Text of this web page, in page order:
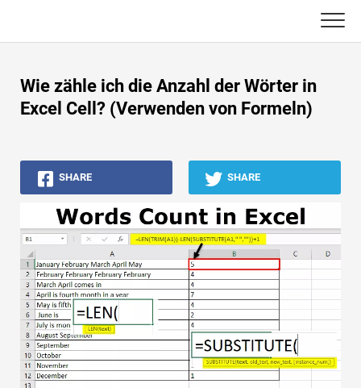
content
Buchhaltungs-Tutorials
Excel, VBA & Power BI
Investment Banking Tutorials
Top Bücher
Finanzkarriere-Leitfäden
Ressourcen für die Finanzzertifizierung
Tutorials zur Finanzmodellierung
Wie zähle ich die Anzahl der Wörter in
Excel Cell? (Verwenden von Formeln)
SHARE SHARE